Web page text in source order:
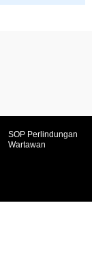
SOP Perlindungan
Wartawan